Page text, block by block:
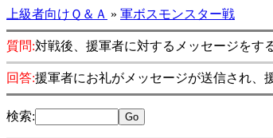
上級者向けＱ＆Ａ » 軍ボスモンスター戦
質問:対戦後、援軍者に対するメッセージをす
回答:援軍者にお礼がメッセージが送信され、
検索: